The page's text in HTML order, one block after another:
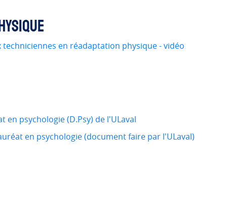
techniciennes en réadaptation physique - vidéo
en psychologie (D.Psy) de l'ULaval
en psychologie (document faire par l'ULaval)